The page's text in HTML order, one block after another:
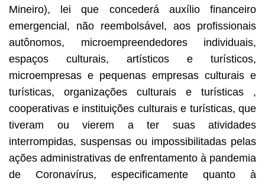
Mineiro), lei que concederá auxílio financeiro
emergencial, não reembolsável, aos profissionais
autônomos, microempreendedores individuais,
espaços culturais, artísticos e turísticos,
microempresas e pequenas empresas culturais e
turísticas, organizações culturais e turísticas ,
cooperativas e instituições culturais e turísticas, que
tiveram ou vierem a ter suas atividades
interrompidas, suspensas ou impossibilitadas pelas
ações administrativas de enfrentamento à pandemia
de Coronavírus, especificamente quanto à